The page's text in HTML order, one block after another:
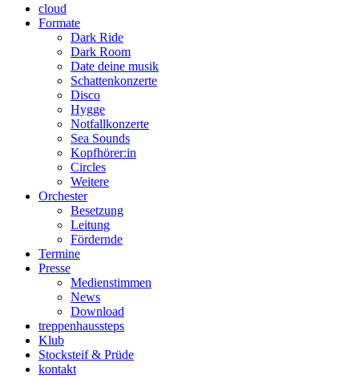
cloud
Formate
Dark Ride
Dark Room
Date deine musik
Schattenkonzerte
Disco
Hygge
Notfallkonzerte
Sea Sounds
Kopfhörer:in
Circles
Weitere
Orchester
Besetzung
Leitung
Fördernde
Termine
Presse
Medienstimmen
News
Download
treppenhaussteps
Klub
Stocksteif & Prüde
kontakt